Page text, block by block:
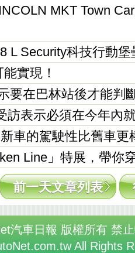
MKT Town
L Security科技行動堡
實現！
要在巴林站後才能判
訪表示必須在今年內
車的駕駛性比舊車更
Line」特展，帶你
前一天文章列表
汽車日報 版權所有 禁
All Rights